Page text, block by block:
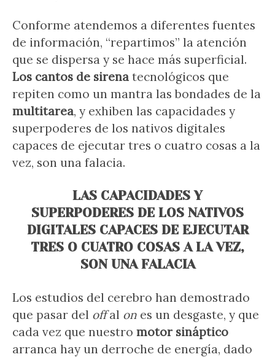
Conforme atendemos a diferentes fuentes
de información, “repartimos” la atención
que se dispersa y se hace más superficial.
Los cantos de sirena tecnológicos que
repiten como un mantra las bondades de la
multitarea, y exhiben las capacidades y
superpoderes de los nativos digitales
capaces de ejecutar tres o cuatro cosas a la
vez, son una falacia.
LAS CAPACIDADES Y
SUPERPODERES DE LOS NATIVOS
DIGITALES CAPACES DE EJECUTAR
TRES O CUATRO COSAS A LA VEZ,
SON UNA FALACIA
Los estudios del cerebro han demostrado
que pasar del offal on es un desgaste, y que
cada vez que nuestro motor sináptico
arranca hay un derroche de energía, dado